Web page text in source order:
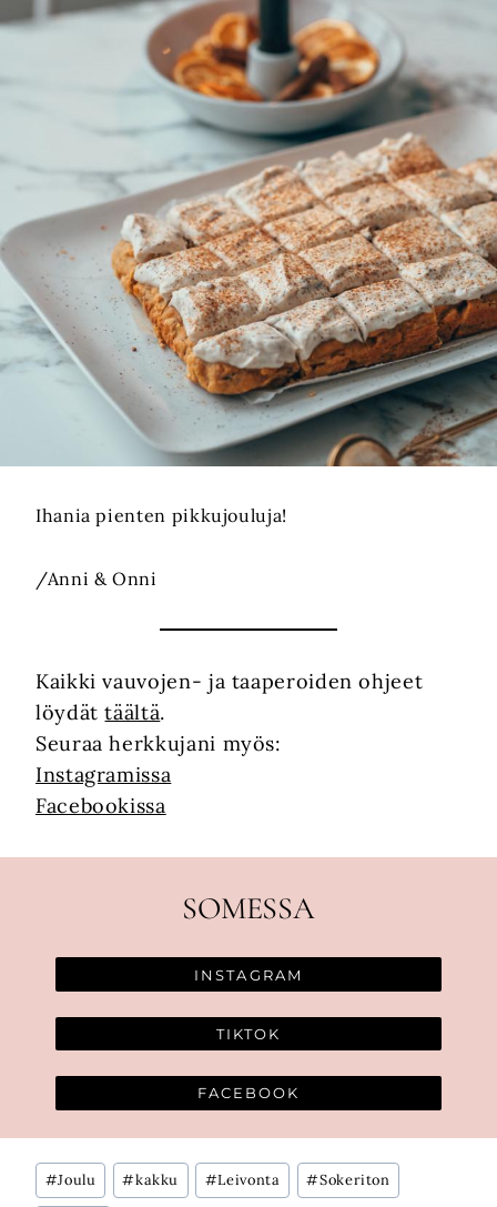
Ihania pienten pikkujouluja!
/Anni & Onni
Kaikki vauvojen- ja taaperoiden ohjeet
löydättäältä.
Seuraa herkkujani myös:
Instagramissa
Facebookissa
SOMESSA
INSTAGRAM
TIKTOK
FACEBOOK
Avainsanat:
#Joulu #kakku #Leivonta #Sokeriton